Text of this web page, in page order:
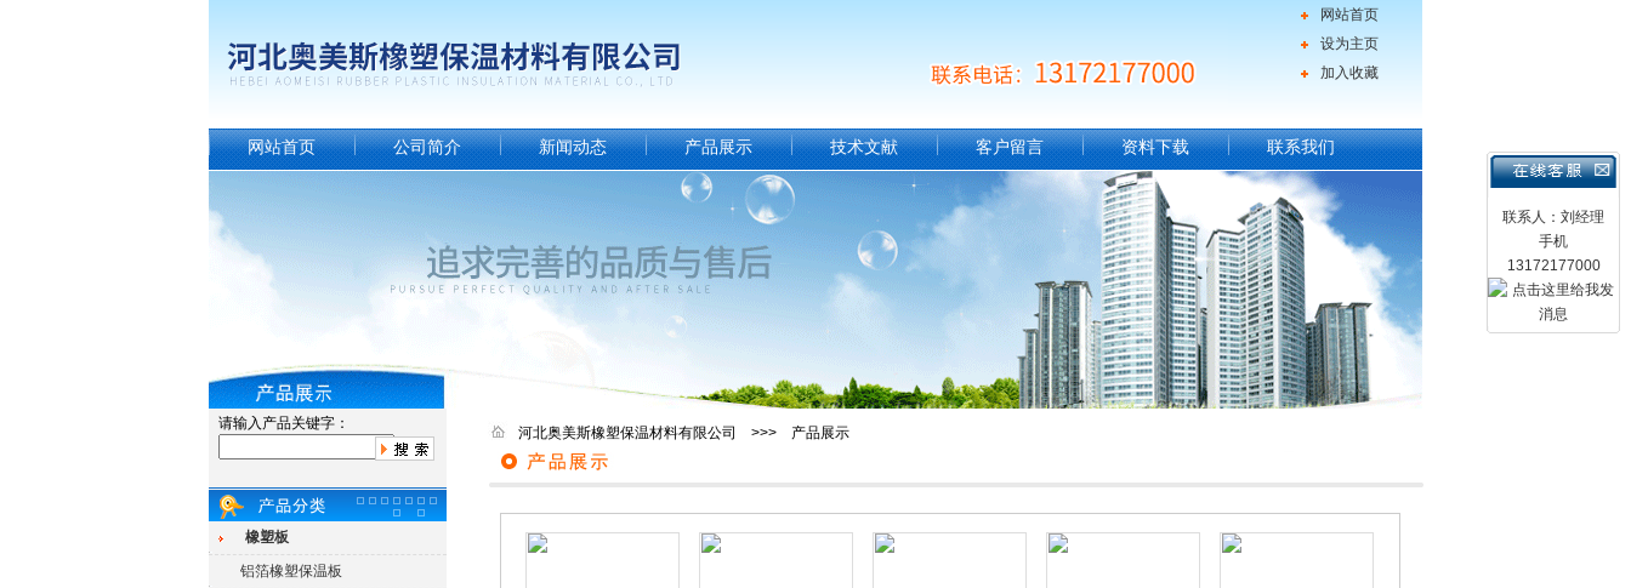
网站首页
设为主页
加入收藏
联系人：刘经理
手机
13172177000
网站首页 公司简介 新闻动态 产品展示 技术文献 客户留言 资料下载 联系我们
请输入产品关键字：
橡塑板
铝箔橡塑保温板
河北奥美斯橡塑保温材料有限公司 >>> 产品展示